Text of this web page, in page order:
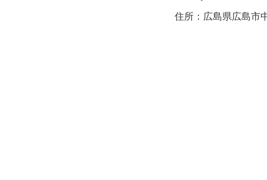
住所：広島県広島市